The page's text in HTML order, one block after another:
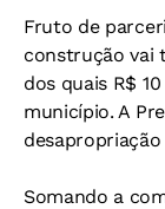
Fruto de
construção vai
dos quais R$
município. A
Somando a